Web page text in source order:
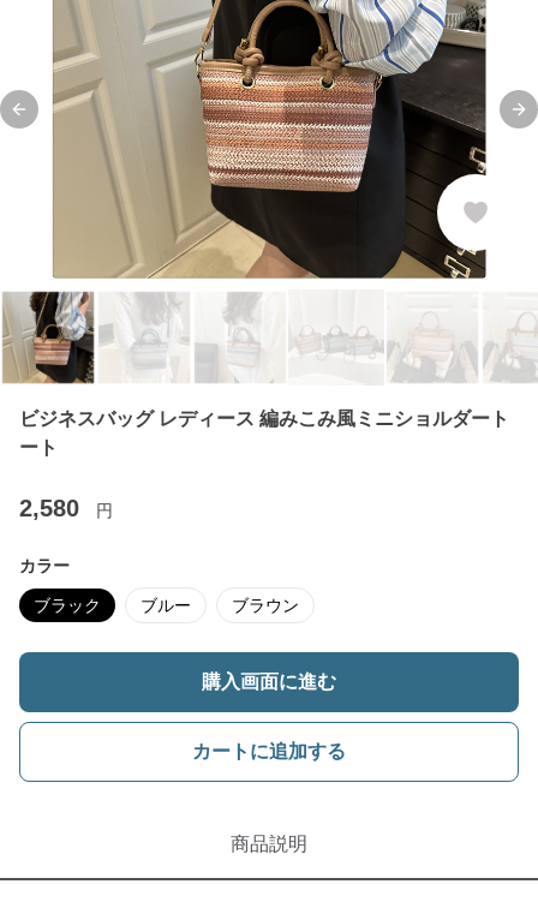
Previous slide
ビジネスバッグ レディース 編みこみ風ミニショルダート
ート
2,580 円
カラー
ブラック ブルー ブラウン
購入画面に進む
カートに追加する
商品説明